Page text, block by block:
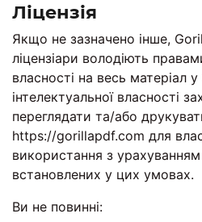
Ліцензія
Якщо не зазначено інше,
ліцензіари володіють
власності на весь матеріал
інтелектуальної власності
переглядати та/або
https://gorillapdf.com для
використання з
встановлених у цих умовах.
Ви не повинні: